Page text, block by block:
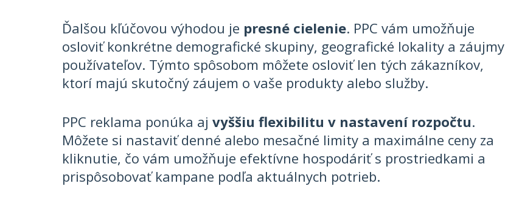
Ďalšou kľúčovou výhodou je presné cielenie. PPC vám umožňuje
osloviť konkrétne demografické skupiny, geografické lokality a záujmy
používateľov. Týmto spôsobom môžete osloviť len tých zákazníkov,
ktorí majú skutočný záujem o vaše produkty alebo služby.
PPC reklama ponúka aj vyššiu flexibilitu v nastavení rozpočtu.
Môžete si nastaviť denné alebo mesačné limity a maximálne ceny za
kliknutie, čo vám umožňuje efektívne hospodáriť s prostriedkami a
prispôsobovať kampane podľa aktuálnych potrieb.